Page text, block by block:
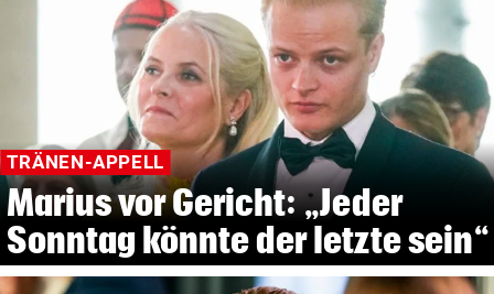
TRÄNEN-APPELL
Marius vor Gericht: „Jeder
Sonntag könnte der letzte sein“